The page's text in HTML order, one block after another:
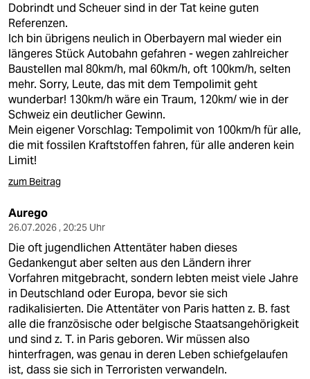
Dobrindt und Scheuer sind in der Tat keine guten
Referenzen.
Ich bin übrigens neulich in Oberbayern mal wieder ein
längeres Stück Autobahn gefahren - wegen zahlreicher
Baustellen mal 80km/h, mal 60km/h, oft 100km/h, selten
mehr. Sorry, Leute, das mit dem Tempolimit geht
wunderbar! 130km/h wäre ein Traum, 120km/ wie in der
Schweiz ein deutlicher Gewinn.
Mein eigener Vorschlag: Tempolimit von 100km/h für alle,
die mit fossilen Kraftstoffen fahren, für alle anderen kein
Limit!
zum Beitrag
Aurego
26.07.2026 , 20:25 Uhr
Die oft jugendlichen Attentäter haben dieses
Gedankengut aber selten aus den Ländern ihrer
Vorfahren mitgebracht, sondern lebten meist viele Jahre
in Deutschland oder Europa, bevor sie sich
radikalisierten. Die Attentäter von Paris hatten z. B. fast
alle die französische oder belgische Staatsangehörigkeit
und sind z. T. in Paris geboren. Wir müssen also
hinterfragen, was genau in deren Leben schiefgelaufen
ist, dass sie sich in Terroristen verwandeln.